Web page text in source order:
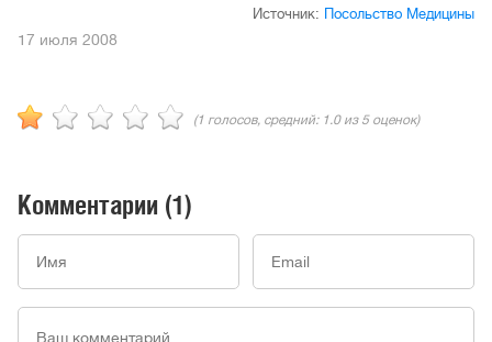
Источник: Посольство Медицины
17 июля 2008
(1 голосов, средний: 1.0из 5 оценок)
Комментарии (1)